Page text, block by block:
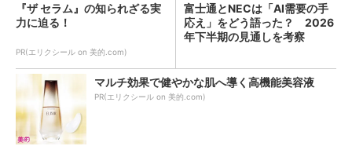
『ザ セラム』の知られざる実
力に迫る！
PR(エリクシール on 美的.com)
富士通とNECは「AI需要の手
応え」をどう語った？ 2026
年下半期の見通しを考察
マルチ効果で健やかな肌へ導く高機能美容液
PR(エリクシール on 美的.com)